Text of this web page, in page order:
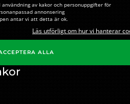
av kakor och personuppgifter för
annonsering
antar vi att detta är ok.
Läs utförligt om hur vi hanterar
ALLA